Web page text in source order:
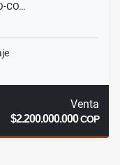
CO…
Venta
$2.200.000.000COP